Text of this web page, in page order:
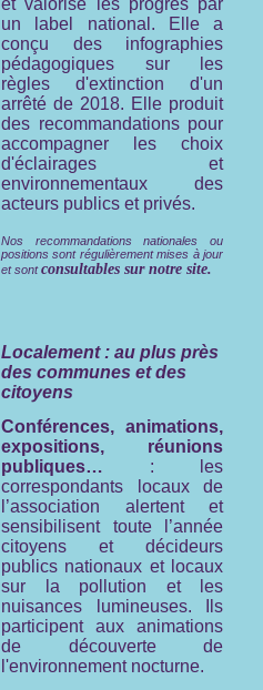
et valorise les progrès par
un label national. Elle a
conçu des infographies
pédagogiques sur les
règles d'extinction d'un
arrêté de 2018. Elle produit
des recommandations pour
accompagner les choix
d'éclairages et
environnementaux des
acteurs publics et privés.
Nos recommandations nationales ou
positions sont régulièrement mises à jour
et sontconsultables sur notre site.
Localement : au plus près
des communes et des
citoyens
Conférences, animations,
expositions, réunions
publiques… : les
correspondants locaux de
l’association alertent et
sensibilisent toute l’année
citoyens et décideurs
publics nationaux et locaux
sur la pollution et les
nuisances lumineuses. Ils
participent aux animations
de découverte de
l'environnement nocturne.